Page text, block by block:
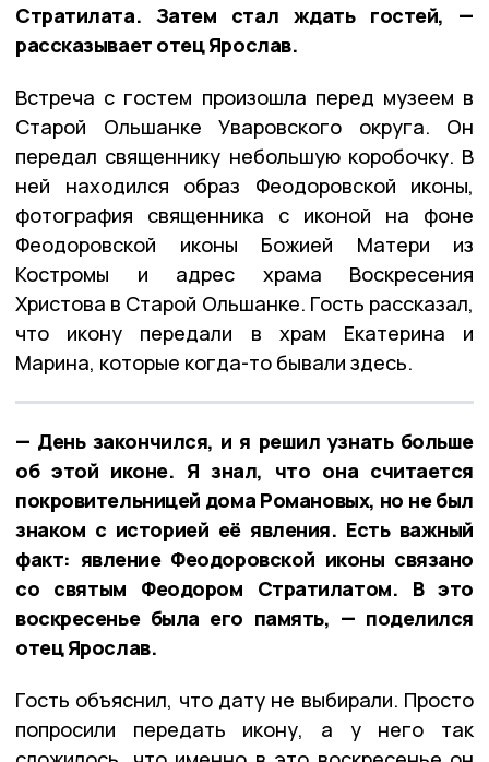
Стратилата. Затем стал ждать гостей, —
рассказывает отец Ярослав.
Встреча с гостем произошла перед музеем в
Старой Ольшанке Уваровского округа. Он
передал священнику небольшую коробочку. В
ней находился образ Феодоровской иконы,
фотография священника с иконой на фоне
Феодоровской иконы Божией Матери из
Костромы и адрес храма Воскресения
Христова в Старой Ольшанке. Гость рассказал,
что икону передали в храм Екатерина и
Марина, которые когда-то бывали здесь.
— День закончился, и я решил узнать больше
об этой иконе. Я знал, что она считается
покровительницей дома Романовых, но не был
знаком с историей её явления. Есть важный
факт: явление Феодоровской иконы связано
со святым Феодором Стратилатом. В это
воскресенье была его память, — поделился
отец Ярослав.
Гость объяснил, что дату не выбирали. Просто
попросили передать икону, а у него так